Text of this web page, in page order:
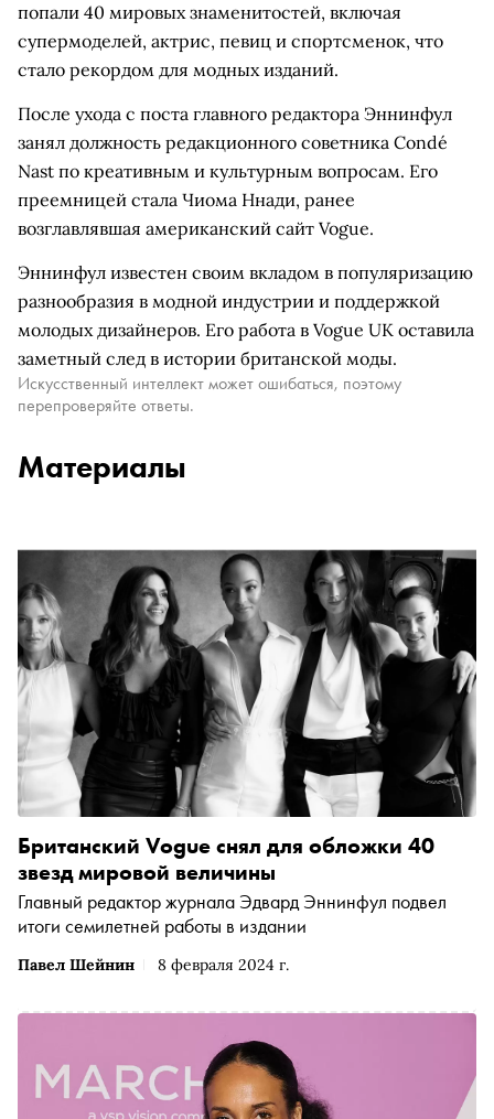
попали 40 мировых знаменитостей, включая
супермоделей, актрис, певиц и спортсменок, что
стало рекордом для модных изданий.
После ухода с поста главного редактора Эннинфул
занял должность редакционного советника Condé
Nast по креативным и культурным вопросам. Его
преемницей стала Чиома Ннади, ранее
возглавлявшая американский сайт Vogue.
Эннинфул известен своим вкладом в популяризацию
разнообразия в модной индустрии и поддержкой
молодых дизайнеров. Его работа в Vogue UK оставила
заметный след в истории британской моды.
Искусственный интеллект может ошибаться, поэтому
перепроверяйте ответы.
Материалы
Павел Шейнин 8 февраля 2024 г.
Британский Vogue снял для обложки 40
звезд мировой величины
Главный редактор журнала Эдвард Эннинфул подвел
итоги семилетней работы в издании